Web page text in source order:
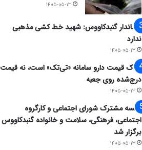
۱۴۰۵-۰۵-۱۳
فرماندار گنبدکاووس: شهید خط کشی مذهبی
ندارد
۱۴۰۵-۰۵-۱۳
ملاک قیمت دارو سامانه «تی‌تک» است، نه قیمت
درج‌شده روی جعبه
۱۴۰۵-۰۵-۱۳
جلسه مشترک شورای اجتماعی و کارگروه
اجتماعی، فرهنگی، سلامت و خانواده گنبدکاووس
برگزار شد
۱۴۰۵-۰۵-۱۳